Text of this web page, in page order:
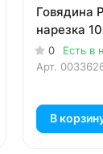
Говядина
нарезка
0
Есть в
Арт.
В